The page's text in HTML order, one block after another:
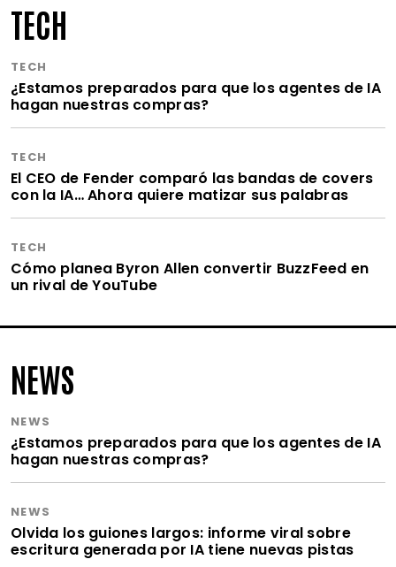
TECH
TECH
¿Estamos preparados para que los agentes de IA
hagan nuestras compras?
TECH
El CEO de Fender comparó las bandas de covers
con la IA… Ahora quiere matizar sus palabras
TECH
Cómo planea Byron Allen convertir BuzzFeed en
un rival de YouTube
NEWS
NEWS
¿Estamos preparados para que los agentes de IA
hagan nuestras compras?
NEWS
Olvida los guiones largos: informe viral sobre
escritura generada por IA tiene nuevas pistas